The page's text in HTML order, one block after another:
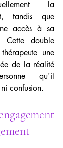
la
tandis que
accès à sa
Cette double
une
de la réalité
qu'il
confusion.